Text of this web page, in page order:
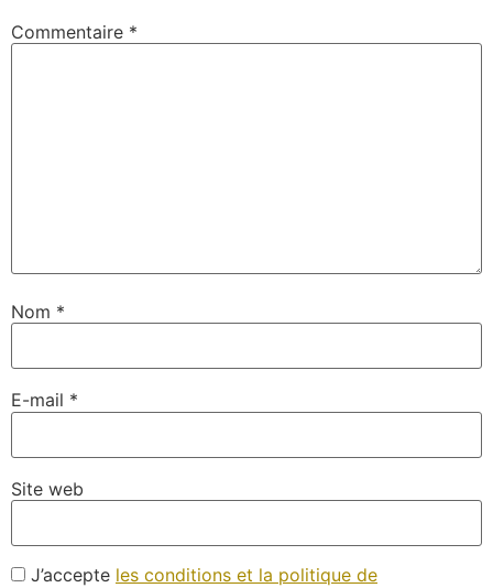
Commentaire *
Nom *
E-mail *
Site web
J’accepte les conditions et la politique de